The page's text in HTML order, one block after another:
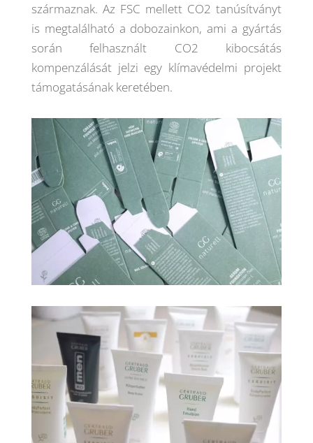
származnak. Az FSC mellett CO2 tanúsítványt
is megtalálható a dobozainkon, ami a gyártás
során felhasznált CO2 kibocsátás
kompenzálását jelzi egy klímavédelmi projekt
támogatásának keretében.